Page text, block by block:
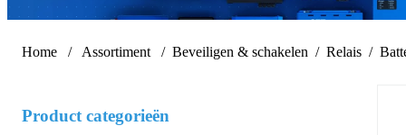
Home Assortiment Beveiligen & schakelen Relais
Product categorieën